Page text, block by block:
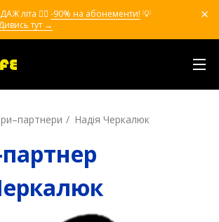
літа ❤️‍🔥 -90% на абонементи! 💡
тут →
Надія Черкалюк